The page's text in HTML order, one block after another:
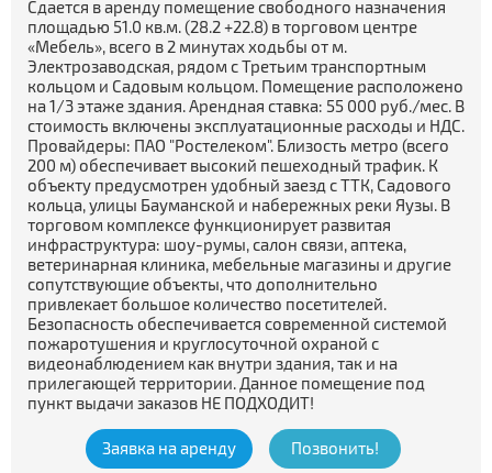
Сдается в аренду помещение свободного назначения
площадью 51.0 кв.м. (28.2 +22.8) в торговом центре
«Мебель», всего в 2 минутах ходьбы от м.
Электрозаводская, рядом с Третьим транспортным
кольцом и Садовым кольцом. Помещение расположено
на 1/3 этаже здания. Арендная ставка: 55 000 руб./мес. В
стоимость включены эксплуатационные расходы и НДС.
Провайдеры: ПАО "Ростелеком". Близость метро (всего
200 м) обеспечивает высокий пешеходный трафик. К
объекту предусмотрен удобный заезд с ТТК, Садового
кольца, улицы Бауманской и набережных реки Яузы. В
торговом комплексе функционирует развитая
инфраструктура: шоу-румы, салон связи, аптека,
ветеринарная клиника, мебельные магазины и другие
сопутствующие объекты, что дополнительно
привлекает большое количество посетителей.
Безопасность обеспечивается современной системой
пожаротушения и круглосуточной охраной с
видеонаблюдением как внутри здания, так и на
прилегающей территории. Данное помещение под
пункт выдачи заказов НЕ ПОДХОДИТ!
Заявка на аренду Позвонить!